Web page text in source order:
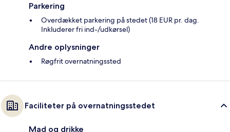
Parkering
Overdækket parkering på stedet (18 EUR pr. dag.
Inkluderer fri ind-/udkørsel)
Andre oplysninger
Røgfrit overnatningssted
Faciliteter på overnatningsstedet
Mad og drikke